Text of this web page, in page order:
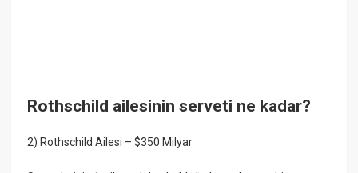
Rothschild ailesinin serveti ne kadar?
2) Rothschild Ailesi – $350 Milyar